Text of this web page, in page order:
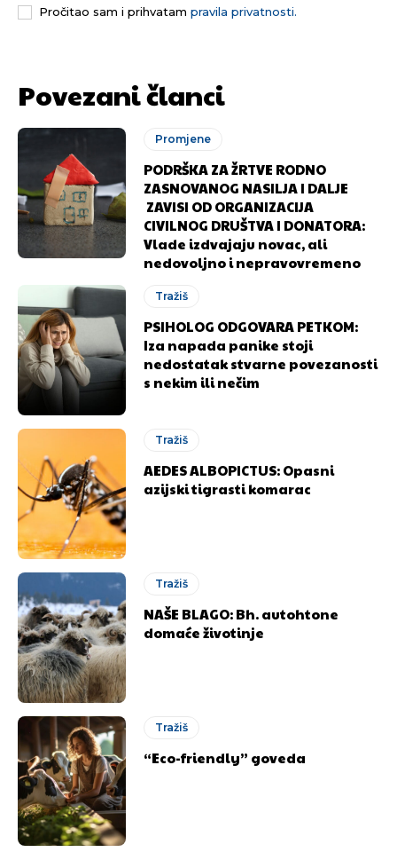
Pročitao sam i prihvatam pravila privatnosti.
Povezani članci
Promjene
PODRŠKA ZA ŽRTVE RODNO
ZASNOVANOG NASILJA I DALJE
ZAVISI OD ORGANIZACIJA
CIVILNOG DRUŠTVA I DONATORA:
Vlade izdvajaju novac, ali
nedovoljno i nepravovremeno
Tražiš
PSIHOLOG ODGOVARA PETKOM:
Iza napada panike stoji
nedostatak stvarne povezanosti
s nekim ili nečim
Tražiš
AEDES ALBOPICTUS: Opasni
azijski tigrasti komarac
Tražiš
NAŠE BLAGO: Bh. autohtone
domaće životinje
Tražiš
“Eco-friendly” goveda